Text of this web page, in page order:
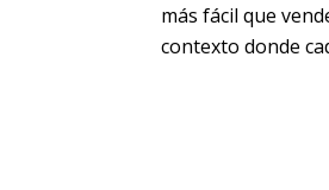
más fácil que
contexto donde